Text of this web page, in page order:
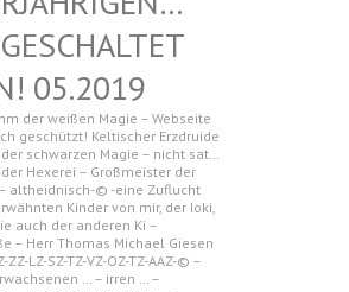
LASSEN!
der weißen Magie – Webseite
geschützt! Keltischer Erzdruide
schwarzen Magie – nicht sat…
Hexerei – Großmeister der
altheidnisch-© -eine Zuflucht
Kinder von mir, der Ioki,
auch der anderen Ki –
– Herr Thomas Michael Giesen
ZZ-LZ-SZ-TZ-VZ-OZ-TZ-AAZ-© –
… – irren … –